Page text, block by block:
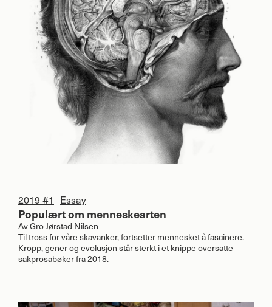
2019 #1 Essay
Populært om menneskearten
AvGro Jørstad Nilsen
Til tross for våre skavanker, fortsetter mennesket å fascinere.
Kropp, gener og evolusjon står sterkt i et knippe oversatte
sakprosabøker fra 2018.